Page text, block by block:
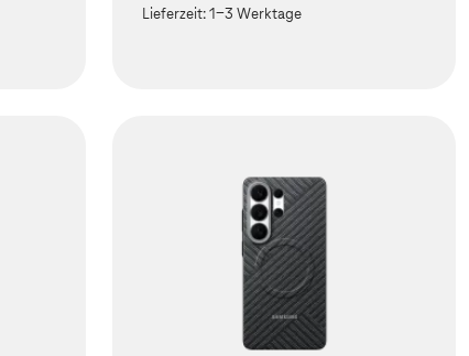
Lieferzeit:1-3 Werktage